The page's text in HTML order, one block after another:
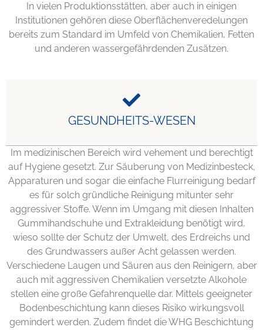
In vielen Produktionsstätten, aber auch in einigen
Institutionen gehören diese Oberflächenveredelungen
bereits zum Standard im Umfeld von Chemikalien, Fetten
und anderen wassergefährdenden Zusätzen.
GESUNDHEITS-WESEN
Im medizinischen Bereich wird vehement und berechtigt
auf Hygiene gesetzt. Zur Säuberung von Medizinbesteck,
Apparaturen und sogar die einfache Flurreinigung bedarf
es für solch gründliche Reinigung mitunter sehr
aggressiver Stoffe. Wenn im Umgang mit diesen Inhalten
Gummihandschuhe und Extrakleidung benötigt wird,
wieso sollte der Schutz der Umwelt, des Erdreichs und
des Grundwassers außer Acht gelassen werden.
Verschiedene Laugen und Säuren aus den Reinigern, aber
auch mit aggressiven Chemikalien versetzte Alkohole
stellen eine große Gefahrenquelle dar. Mittels geeigneter
Bodenbeschichtung kann dieses Risiko wirkungsvoll
gemindert werden. Zudem findet die WHG Beschichtung